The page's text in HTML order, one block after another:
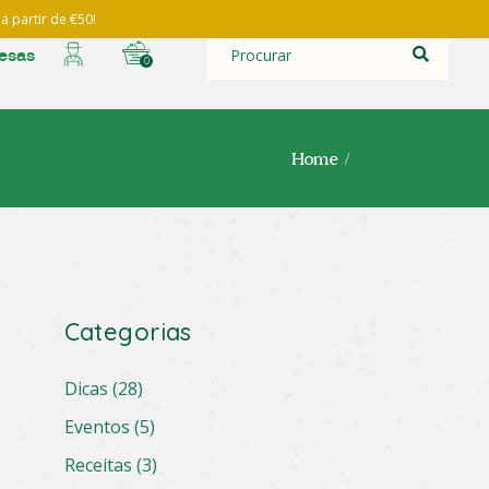
partir de €50!
0
Search
for:
Home
Categorias
Dicas (28)
Eventos (5)
Receitas (3)